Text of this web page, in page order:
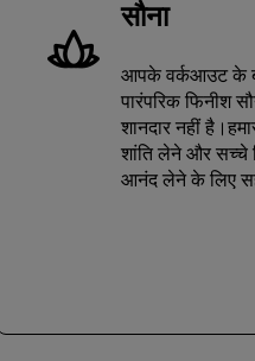
सौना
आपके वर्कआउट के
पारंपरिक फिनीश
शानदार नहीं
शांति लेने और
आनंद लेने के लिए